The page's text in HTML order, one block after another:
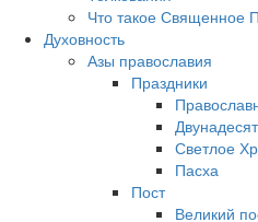
Что такое Священное
Духовность
Азы православия
Праздники
Светлое
Пасха
Пост
Великий